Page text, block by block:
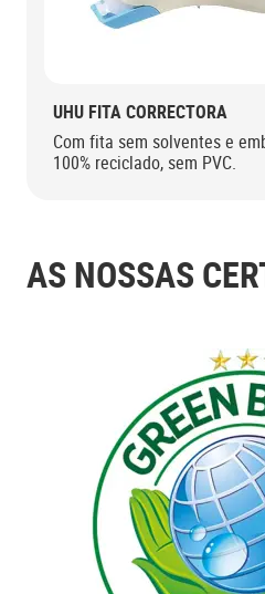
UHU FITA CORRECTORA
Com fita sem solventes e
100% reciclado, sem PVC.
AS NOSSAS